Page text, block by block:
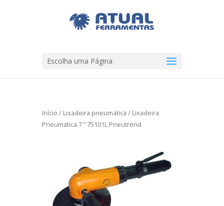
Escolha uma Página
Início / Lixadeira pneumatica / Lixadeira
Pneumatica 7 ” 75101L Pneutrend